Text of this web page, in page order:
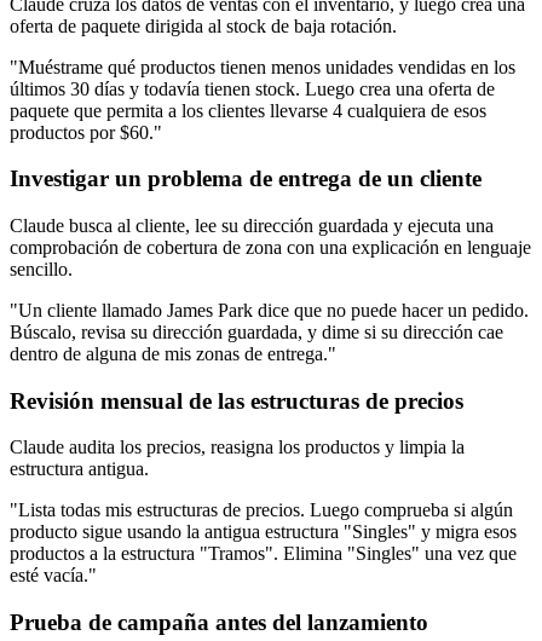
oferta de paquete dirigida al stock de baja rotación.
"Muéstrame qué productos tienen menos unidades vendidas en los
últimos 30 días y todavía tienen stock. Luego crea una oferta de
paquete que permita a los clientes llevarse 4 cualquiera de esos
productos por $60."
Investigar un problema de entrega de un cliente
Claude busca al cliente, lee su dirección guardada y ejecuta una
comprobación de cobertura de zona con una explicación en lenguaje
sencillo.
"Un cliente llamado James Park dice que no puede hacer un pedido.
Búscalo, revisa su dirección guardada, y dime si su dirección cae
dentro de alguna de mis zonas de entrega."
Revisión mensual de las estructuras de precios
Claude audita los precios, reasigna los productos y limpia la
estructura antigua.
"Lista todas mis estructuras de precios. Luego comprueba si algún
producto sigue usando la antigua estructura "Singles" y migra esos
productos a la estructura "Tramos". Elimina "Singles" una vez que
esté vacía."
Prueba de campaña antes del lanzamiento